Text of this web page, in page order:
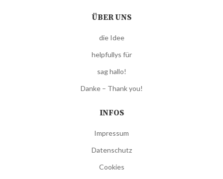
ÜBER UNS
die Idee
helpfullys für
sag hallo!
Danke – Thank you!
INFOS
Impressum
Datenschutz
Cookies